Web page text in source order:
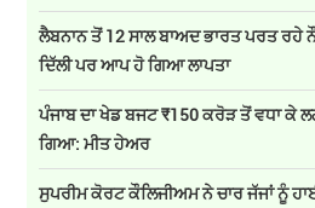
ਲੈਬਨਾਨ ਤੋਂ 12 ਸਾਲ ਬਾਅਦ ਭਾਰਤ ਪਰਤ ਰਹੇ
ਦਿੱਲੀ ਪਰ ਆਪ ਹੋ ਗਿਆ ਲਾਪਤਾ
ਪੰਜਾਬ ਦਾ ਖੇਡ ਬਜਟ ₹150 ਕਰੋੜ ਤੋਂ ਵਧਾ ਕੇ
ਗਿਆ: ਮੀਤ ਹੇਅਰ
ਸੁਪਰੀਮ ਕੋਰਟ ਕੌਲਿਜੀਅਮ ਨੇ ਚਾਰ ਜੱਜਾਂ ਨੂੰ